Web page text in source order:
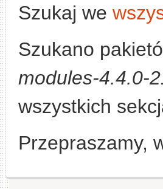
Szukaj we
Szukano
modules-4.4.0-
wszystkich
Przepraszamy,